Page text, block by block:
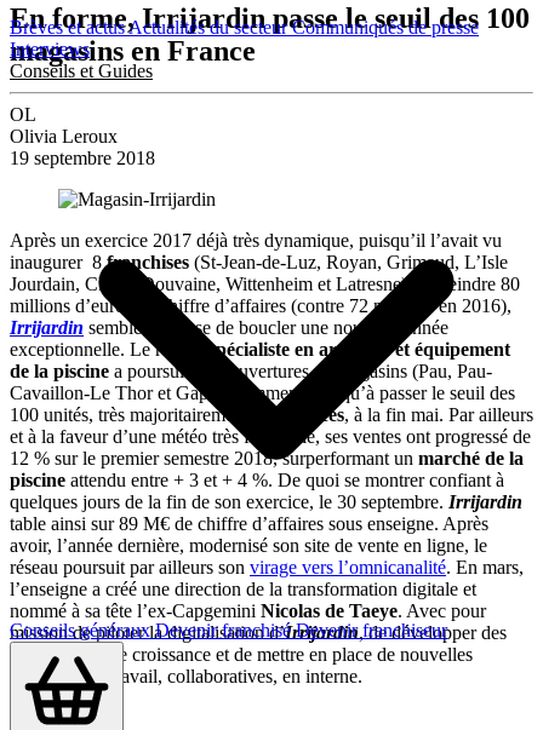
Brèves et actusActualités du secteurCommuniqués de presse
Interviews
Conseils et Guides
Conseils générauxDevenir franchiséDevenir franchiseur
En forme, Irrijardin passe le seuil des 100
magasins en France
OL
Olivia Leroux
19 septembre 2018
Après un exercice 2017 déjà très dynamique, puisqu’il l’avait vu
inaugurer 8franchises (St-Jean-de-Luz, Royan, Grimaud, L’Isle
Jourdain, Claira, Douvaine, Wittenheim et Latresne) et atteindre 80
millions d’euros de chiffre d’affaires (contre 72 millions en 2016),
Irrijardin semble en passe de boucler une nouvelle année
exceptionnelle. Le réseau
spécialiste en arrosage et équipement
de la piscine a poursuivi les ouvertures de magasins (Pau, Pau-
Cavaillon-Le Thor et Gap, notamment), jusqu’à passer le seuil des
100 unités, très majoritairement
franchisées, à la fin mai. Par ailleurs
et à la faveur d’une météo très favorable, ses ventes ont progressé de
12 % sur le premier semestre 2018, surperformant un marché de la
piscine attendu entre + 3 et + 4 %. De quoi se montrer confiant à
quelques jours de la fin de son exercice, le 30 septembre. Irrijardin
table ainsi sur 89 M€ de chiffre d’affaires sous enseigne. Après
avoir, l’année dernière, modernisé son site de vente en ligne, le
réseau poursuit par ailleurs son virage vers l’omnicanalité. En mars,
l’enseigne a créé une direction de la transformation digitale et
nommé à sa tête l’ex-Capgemini Nicolas de Taeye. Avec pour
mission de piloter la digitalisation d’Irrijardin, de développer des
opportunités de croissance et de mettre en place de nouvelles
méthodes de travail, collaboratives, en interne.
Partager sur :